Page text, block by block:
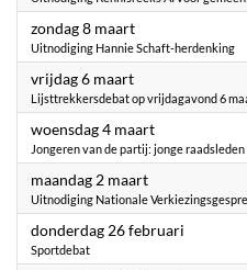
zondag 8 maart2026
Uitnodiging Hannie Schaft-herdenking
vrijdag 6 maart2026
Lijsttrekkersdebat op vrijdagavond 6
woensdag 4 maart2026
Jongeren van de partij: jonge
maandag 2 maart2026
Uitnodiging Nationale
donderdag 26 februari
Sportdebat